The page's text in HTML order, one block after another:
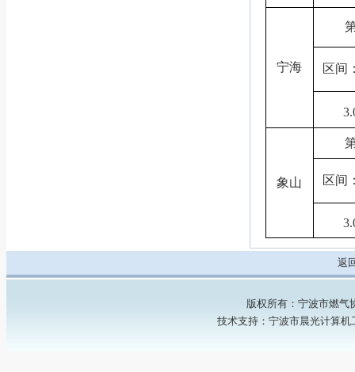
宁海 区间
象山 区间
返
版权所有：宁波市燃气
技术支持：宁波市晨光计算机